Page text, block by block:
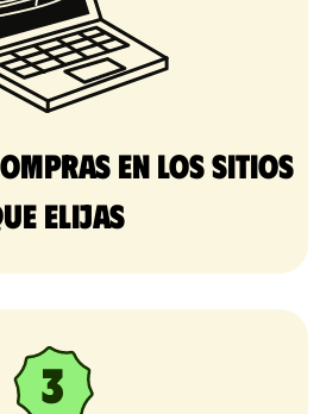
en los sitios
elijas